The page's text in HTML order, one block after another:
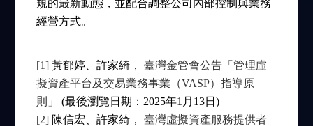
規的最新動態，並配合調整公司內部控制與業務
經營方式。
[1]黃郁婷、許家綺，臺灣金管會公告「管理虛
擬資產平台及交易業務事業（VASP）指導原
則」(最後瀏覽日期：2025年1月13日)
[2] 陳信宏、許家綺，臺灣虛擬資產服務提供者